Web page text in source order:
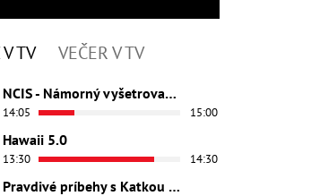
TV VEČER V TV
NCIS - Námorný vyšetrovací úrad
14:05 15:00
Hawaii 5.0
13:30 14:30
Pravdivé príbehy s Katkou Brychtovou